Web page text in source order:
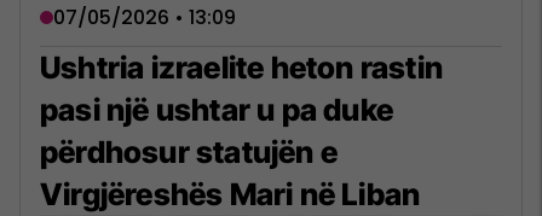
07/05/2026 • 13:09
Ushtria izraelite heton rastin
pasi një ushtar u pa duke
përdhosur statujën e
Virgjëreshës Mari në Liban